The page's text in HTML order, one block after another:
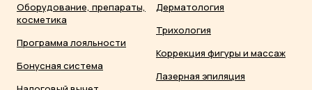
Оборудование, препараты,
косметика
Программа лояльности
Бонусная система
Дерматология
Трихология
Коррекция фигуры и массаж
Лазерная эпиляция